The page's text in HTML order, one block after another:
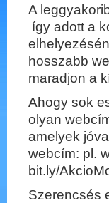
A
így adott a
hosszabb
maradjon a
Ahogy sok
olyan
amelyek
webcím: pl.
bit.ly/
Szerencsés